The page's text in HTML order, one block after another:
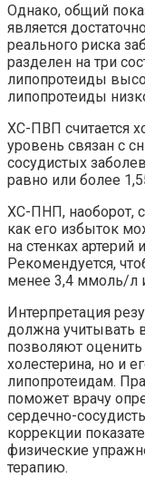
Однако, общий
является
реального риска
разделен на три
липопротеиды
липопротеиды
ХС-ПВП считается
уровень связан с
сосудистых
равно или более
ХС-ПНП, наоборот,
как его избыток
на стенках артерий
Рекомендуется,
менее 3,4 ммоль/л
Интерпретация
должна учитывать
позволяют
холестерина, но и
липопротеидам.
поможет врачу
сердечно-
коррекции
физические
терапию.